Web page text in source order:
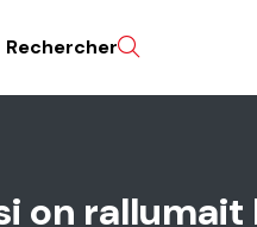
Rechercher
on rallumait